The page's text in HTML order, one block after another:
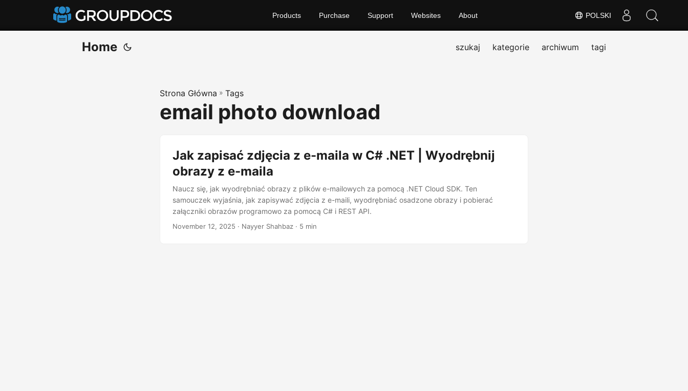
POLSKI
Products Purchase Support Websites About
Home szukaj kategorie archiwum tagi
Strona Główna » Tags
email photo download
Jak zapisać zdjęcia z e-maila w C# .NET | Wyodrębnij
obrazy z e-maila
Naucz się, jak wyodrębniać obrazy z plików e-mailowych za pomocą .NET Cloud SDK. Ten
samouczek wyjaśnia, jak zapisywać zdjęcia z e-maili, wyodrębniać osadzone obrazy i pobierać
załączniki obrazów programowo za pomocą C# i REST API.
November 12, 2025 · Nayyer Shahbaz · 5 min